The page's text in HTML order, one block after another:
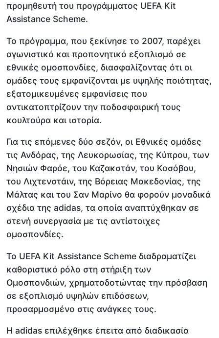
προμηθευτή του προγράμματος UEFA Kit
Assistance Scheme.
Το πρόγραμμα, που ξεκίνησε το 2007, παρέχει
αγωνιστικό και προπονητικό εξοπλισμό σε
εθνικές ομοσπονδίες, διασφαλίζοντας ότι οι
ομάδες τους εμφανίζονται με υψηλής ποιότητας,
εξατομικευμένες εμφανίσεις που
αντικατοπτρίζουν την ποδοσφαιρική τους
κουλτούρα και ιστορία.
Για τις επόμενες δύο σεζόν, οι Εθνικές ομάδες
τις Ανδόρας, της Λευκορωσίας, της Κύπρου, των
Νησιών Φαρόε, του Καζακστάν, του Κοσόβου,
του Λιχτενστάιν, της Βόρειας Μακεδονίας, της
Μάλτας και του Σαν Μαρίνο θα φορούν μοναδικά
σχέδια της adidas, τα οποία αναπτύχθηκαν σε
στενή συνεργασία με τις αντίστοιχες
ομοσπονδίες.
Το UEFA Kit Assistance Scheme διαδραματίζει
καθοριστικό ρόλο στη στήριξη των
Ομοσπονδιών, χρηματοδοτώντας την πρόσβαση
σε εξοπλισμό υψηλών επιδόσεων,
προσαρμοσμένο στις ανάγκες τους.
Η adidas επιλέχθηκε έπειτα από διαδικασία